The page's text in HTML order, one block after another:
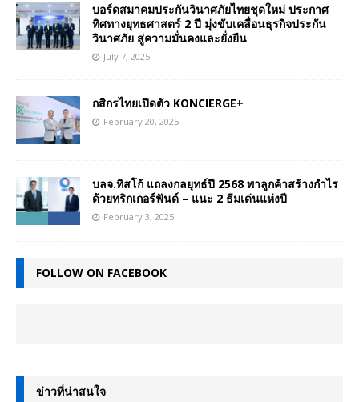
บอร์ดสมาคมประกันวินาศภัยไทยชุดใหม่ ประกาศ
ทิศทางยุทธศาสตร์ 2 ปี มุ่งขับเคลื่อนธุรกิจประกัน
วินาศภัย สู่ความมั่นคงและยั่งยืน
July 7, 2025
กสิกรไทยเปิดตัว KONCIERGE+
February 20, 2025
บลจ.ทิสโก้ แถลงกลยุทธ์ปี 2568 พาลูกค้าสร้างกำไร
ด้วยทริกเกอร์ฟันด์ – แนะ 2 ธีมเด่นแห่งปี
February 3, 2025
FOLLOW ON FACEBOOK
ข่าวที่น่าสนใจ